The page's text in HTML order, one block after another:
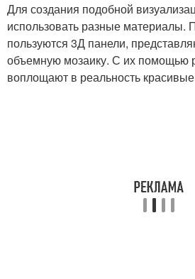
Для создания подобной
использовать разные материалы.
пользуются 3Д панели,
объемную мозаику. С их помощью
воплощают в реальность